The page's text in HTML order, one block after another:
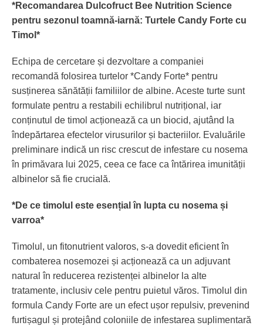
*Recomandarea Dulcofruct Bee Nutrition Science
pentru sezonul toamnă-iarnă: Turtele Candy Forte cu
Timol*
Echipa de cercetare și dezvoltare a companiei
recomandă folosirea turtelor *Candy Forte* pentru
susținerea sănătății familiilor de albine. Aceste turte sunt
formulate pentru a restabili echilibrul nutrițional, iar
conținutul de timol acționează ca un biocid, ajutând la
îndepărtarea efectelor virusurilor și bacteriilor. Evaluările
preliminare indică un risc crescut de infestare cu nosema
în primăvara lui 2025, ceea ce face ca întărirea imunității
albinelor să fie crucială.
*De ce timolul este esențial în lupta cu nosema și
varroa*
Timolul, un fitonutrient valoros, s-a dovedit eficient în
combaterea nosemozei și acționează ca un adjuvant
natural în reducerea rezistenței albinelor la alte
tratamente, inclusiv cele pentru puietul văros. Timolul din
formula Candy Forte are un efect ușor repulsiv, prevenind
furtișagul și protejând coloniile de infestarea suplimentară